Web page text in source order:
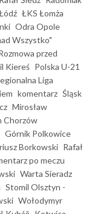
ŁKS Łomża
Odra Opole
Wszystko"
przed
Kiereś Polska U-21
Liga
komentarz Śląsk
Mirosław
Chorzów
Górnik Polkowice
Borkowski Rafał
po meczu
Warta Sieradz
Stomil Olsztyn -
Wołodymyr